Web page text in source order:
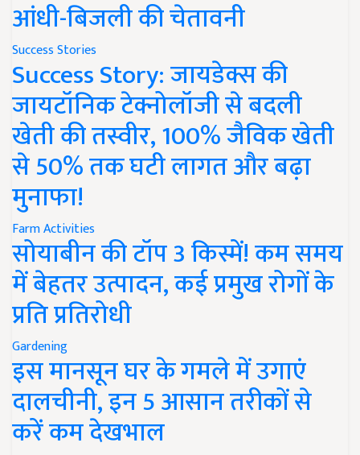
आंधी-बिजली की चेतावनी
Success Stories
Success Story: जायडेक्स की
जायटॉनिक टेक्नोलॉजी से बदली
खेती की तस्वीर, 100% जैविक खेती
से 50% तक घटी लागत और बढ़ा
मुनाफा!
Farm Activities
सोयाबीन की टॉप 3 किस्में! कम समय
में बेहतर उत्पादन, कई प्रमुख रोगों के
प्रति प्रतिरोधी
Gardening
इस मानसून घर के गमले में उगाएं
दालचीनी, इन 5 आसान तरीकों से
करें कम देखभाल